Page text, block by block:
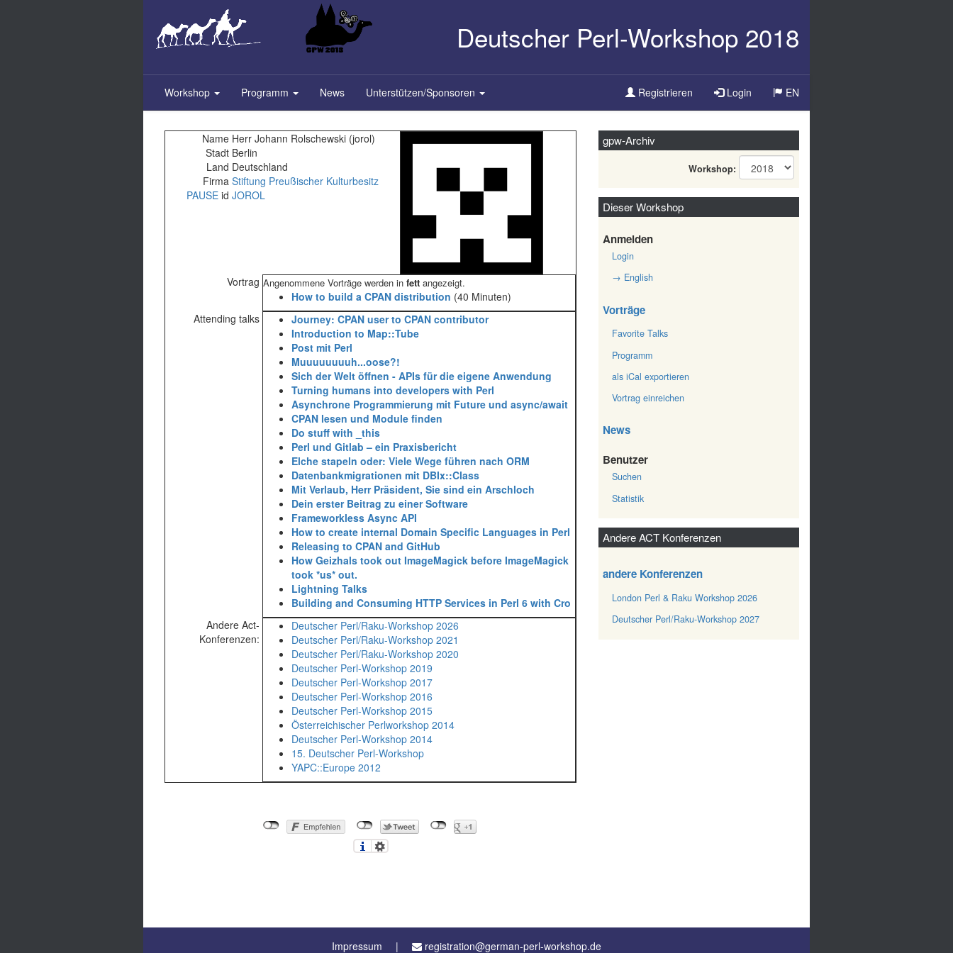
main
content
Deutscher Perl-Workshop 2018
Workshop Programm News Unterstützen/Sponsoren Registrieren Login EN
Name Herr Johann Rolschewski (‎jorol‎)
Stadt Berlin
Land Deutschland
Firma Stiftung Preußischer Kulturbesitz
PAUSE id JOROL
Vortrag Angenommene Vorträge werden infett angezeigt.
‎How to build a CPAN distribution‎ (40 Minuten)
Attending talks
‎Journey: CPAN user to CPAN contributor‎
‎Introduction to Map::Tube‎
‎Post mit Perl‎
‎Muuuuuuuuh...oose?!‎
‎Sich der Welt öffnen - APIs für die eigene Anwendung‎
‎Turning humans into developers with Perl‎
‎Asynchrone Programmierung mit Future und async/await‎
‎CPAN lesen und Module finden‎
‎Do stuff with _this‎
‎Perl und Gitlab – ein Praxisbericht‎
‎Elche stapeln oder: Viele Wege führen nach ORM‎
‎Datenbankmigrationen mit DBIx::Class‎
‎Mit Verlaub, Herr Präsident, Sie sind ein Arschloch‎
‎Dein erster Beitrag zu einer Software‎
‎Frameworkless Async API‎
‎How to create internal Domain Specific Languages in Perl‎
‎Releasing to CPAN and GitHub‎
‎How Geizhals took out ImageMagick before ImageMagick
took *us* out.‎
‎Lightning Talks‎
‎Building and Consuming HTTP Services in Perl 6 with Cro‎
Andere Act-
Konferenzen:
Deutscher Perl/Raku-Workshop 2026
Deutscher Perl/Raku-Workshop 2021
Deutscher Perl/Raku-Workshop 2020
Deutscher Perl-Workshop 2019
Deutscher Perl-Workshop 2017
Deutscher Perl-Workshop 2016
Deutscher Perl-Workshop 2015
Österreichischer Perlworkshop 2014
Deutscher Perl-Workshop 2014
15. Deutscher Perl-Workshop
YAPC::Europe 2012
gpw-Archiv
Workshop:
Dieser Workshop
Anmelden
Login
→ English
Vorträge
Favorite Talks
Programm
als iCal exportieren
Vortrag einreichen
News
Benutzer
Suchen
Statistik
Andere ACT Konferenzen
andere Konferenzen
London Perl & Raku Workshop 2026
Deutscher Perl/Raku-Workshop 2027
Impressum registration@german-perl-workshop.de